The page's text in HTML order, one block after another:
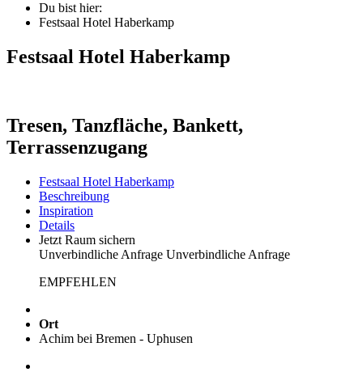
Du bist hier:
Festsaal Hotel Haberkamp
Festsaal Hotel Haberkamp
Tresen, Tanzfläche, Bankett,
Terrassenzugang
Festsaal Hotel Haberkamp
Beschreibung
Inspiration
Details
Jetzt Raum sichern
Unverbindliche Anfrage Unverbindliche Anfrage
EMPFEHLEN
Ort
Achim bei Bremen - Uphusen